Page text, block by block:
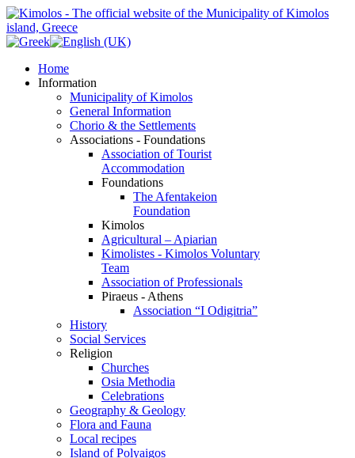
Home
Information
Municipality of Kimolos
General Information
Chorio & the Settlements
Associations - Foundations
Association of Tourist
Accommodation
Foundations
The Afentakeion
Foundation
Kimolos
Agricultural – Apiarian
Kimolistes - Kimolos Voluntary
Team
Association of Professionals
Piraeus - Athens
Association “I Odigitria”
History
Social Services
Religion
Churches
Osia Methodia
Celebrations
Geography & Geology
Flora and Fauna
Local recipes
Island of Polyaigos